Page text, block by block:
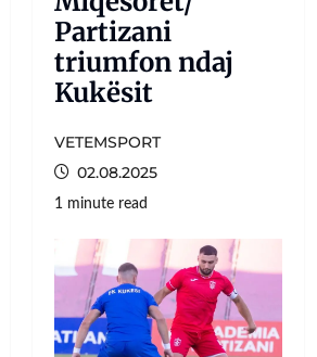
Partizani
triumfon ndaj
Kukësit
VETEMSPORT
02.08.2025
1 minute read